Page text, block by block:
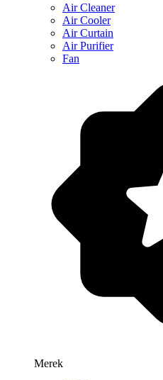
Air Cleaner
Air Cooler
Air Curtain
Air Purifier
Fan
Merek